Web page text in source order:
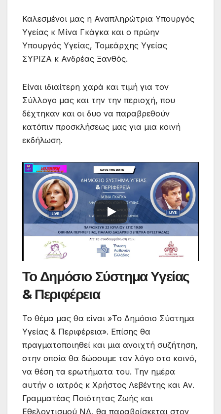
Καλεσμένοι μας η Αναπληρώτρια Υπουργός
Υγείας κ Μίνα Γκάγκα και ο πρώην
Υπουργός Υγείας, Τομεάρχης Υγείας
ΣΥΡΙΖΑ κ Ανδρέας Ξανθός.
Είναι ιδιαίτερη χαρά και τιμή για τον
Σύλλογο μας και την την περιοχή, που
δέχτηκαν και οι δυο να παραβρεθούν
κατόπιν προσκλήσεως μας για μια κοινή
εκδήλωση.
Το Δημόσιο Σύστημα Υγείας
& Περιφέρεια
Το θέμα μας θα είναι »Το Δημόσιο Σύστημα
Υγείας & Περιφέρεια». Επίσης θα
πραγματοποιηθεί και μια ανοιχτή συζήτηση,
στην οποία θα δώσουμε τον λόγο στο κοινό,
να θέση τα ερωτήματα του. Την ημέρα
αυτήν ο ιατρός κ Χρήστος Λεβέντης και Αν.
Γραμματέας Ποιότητας Ζωής και
Εθελοντισμού ΝΔ, θα παραβρίσκεται στον